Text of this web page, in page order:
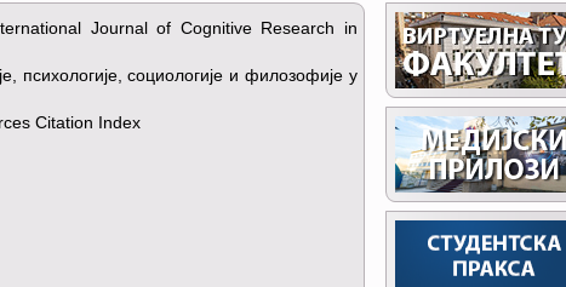
Journal of Cognitive Research in
психологије, социологије и филозофије у
Citation Index